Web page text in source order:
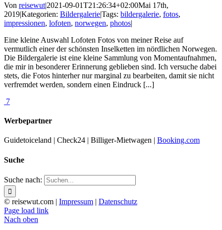
Von reisewut|2021-09-01T21:26:34+02:00Mai 17th,
2019|Kategorien: Bildergalerie|Tags: bildergalerie, fotos,
impressionen, lofoten, norwegen, photos|
Eine kleine Auswahl Lofoten Fotos von meiner Reise auf
vermutlich einer der schönsten Inselketten im nördlichen Norwegen.
Die Bildergalerie ist eine kleine Sammlung von Momentaufnahmen,
die mir in besonderer Erinnerung geblieben sind. Ich versuche dabei
stets, die Fotos hinterher nur marginal zu bearbeiten, damit sie nicht
verfremdet werden, sondern einen Eindruck [...]
7
Werbepartner
Guidetoiceland | Check24 | Billiger-Mietwagen | Booking.com
Suche
Suche nach:
© reisewut.com | Impressum | Datenschutz
Page load link
Nach oben